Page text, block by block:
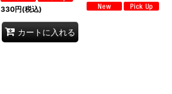
330円(税込)
カートに入れる